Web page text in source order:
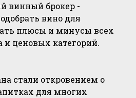
винный брокер -
вино для
плюсы и минусы всех
и ценовых категорий.
стали откровением о
для многих